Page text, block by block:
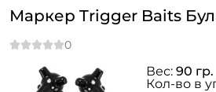
Маркер Trigger Baits
Вес: 90 гр.
Кол-во в
Заполняя данную форму вы
Создать